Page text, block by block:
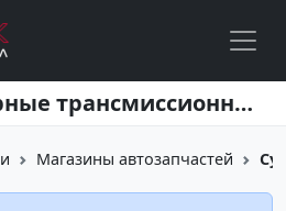
Супер Ойл моторные трансмиссионные масла Fuchs Краснодар
Магазины автозапчастей